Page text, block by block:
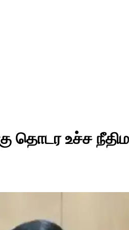
தொடர உச்ச